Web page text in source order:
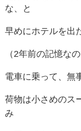
な、と
早めにホテルを出
（2年前の記憶な
電車に乗って、無
荷物は小さめのス
み